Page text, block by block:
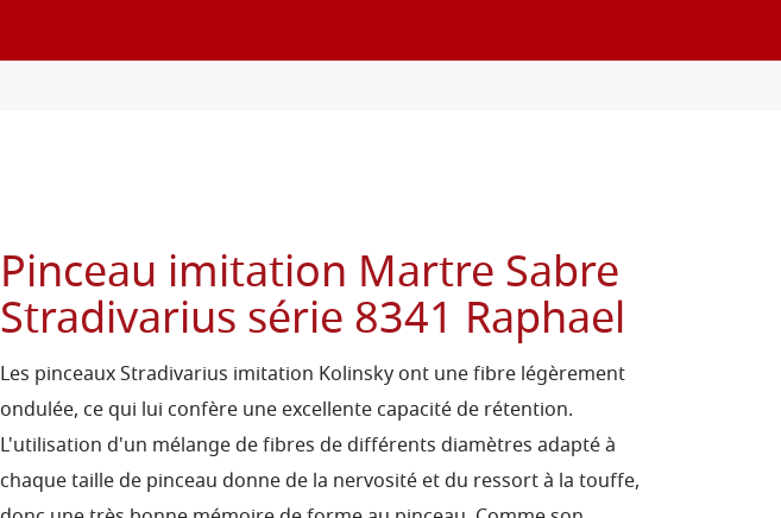
Pinceau imitation Martre Sabre
Stradivarius série 8341 Raphael
Les pinceaux Stradivarius imitation Kolinsky ont une fibre légèrement
ondulée, ce qui lui confère une excellente capacité de rétention.
L'utilisation d'un mélange de fibres de différents diamètres adapté à
chaque taille de pinceau donne de la nervosité et du ressort à la touffe,